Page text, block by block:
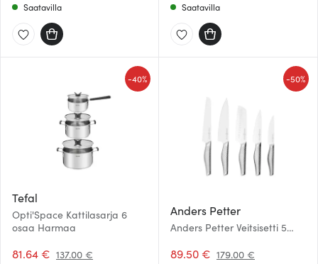
Saatavilla Saatavilla
Tefal
Opti'Space Kattilasarja 6
osaa Harmaa
81.64 € 137.00 €
-40%
Anders Petter
Anders Petter Veitsisetti 5
89.50 € 179.00 €
-50%